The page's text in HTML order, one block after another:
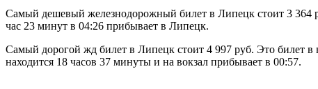
Самый дешевый железнодорожный билет в Липецк стоит 3 364
час 23 минут в 04:26 прибывает в Липецк.
Самый дорогой жд билет в Липецк стоит 4 997 руб. Это билет
находится 18 часов 37 минуты и на вокзал прибывает в 00:57.